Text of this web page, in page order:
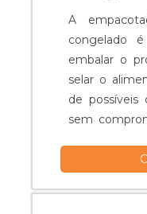
A
congelado
embalar o
selar o
de possíveis
sem
material A
alimentício,